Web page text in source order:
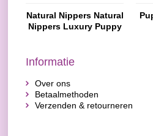
Natural Nippers Natural
Nippers Luxury Puppy
Informatie
Over ons
Betaalmethoden
Verzenden & retourneren